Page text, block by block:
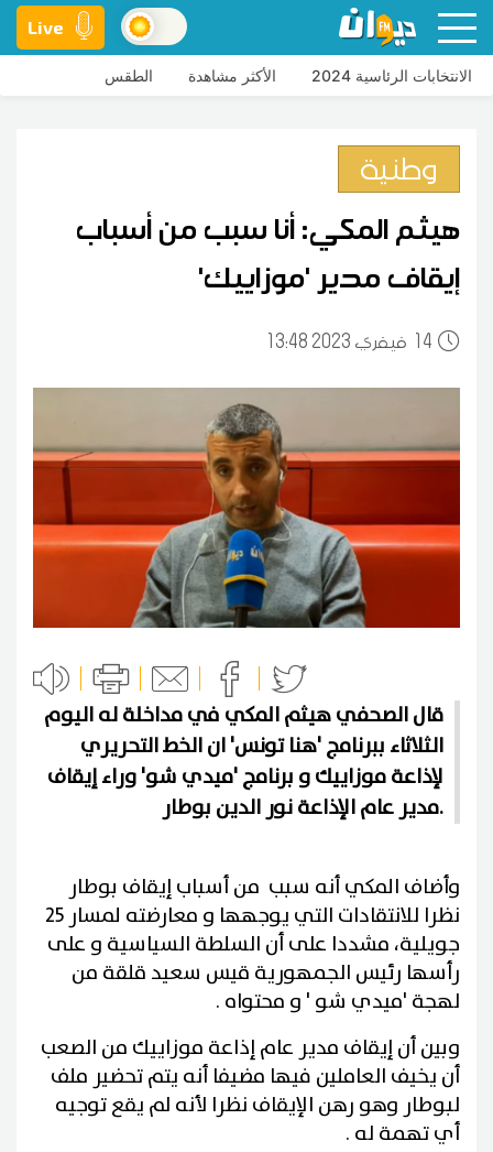
Live
الانتخابات الرئاسية 2024 الأكثر مشاهدة الطقس
وطنية
هيثم المكي: أنا سبب من أسباب
إيقاف مدير 'موزاييك'
14 13:48 2023 فيفري
قال الصحفي هيثم المكي في مداخلة له اليوم
الثلاثاء ببرنامج 'هنا تونس' ان الخط التحريري
لإذاعة موزاييك و برنامج 'ميدي شو' وراء إيقاف
مدير عام الإذاعة نور الدين بوطار.
وأضاف المكي أنه سبب من أسباب إيقاف بوطار
نظرا للانتقادات التي يوجهها و معارضته لمسار 25
جويلية، مشددا على أن السلطة السياسية و على
رأسها رئيس الجمهورية قيس سعيد قلقة من
لهجة 'ميدي شو ' و محتواه .
وبين أن إيقاف مدير عام إذاعة موزاييك من الصعب
أن يخيف العاملين فيها مضيفا أنه يتم تحضير ملف
لبوطار وهو رهن الإيقاف نظرا لأنه لم يقع توجيه
أي تهمة له .